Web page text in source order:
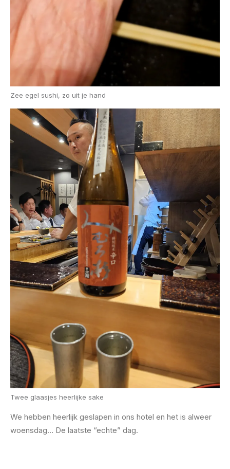
Zee egel sushi, zo uit je hand
Twee glaasjes heerlijke sake
We hebben heerlijk geslapen in ons hotel en het is alweer
woensdag… De laatste “echte” dag.